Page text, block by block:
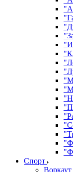
Спорт
Воркаут